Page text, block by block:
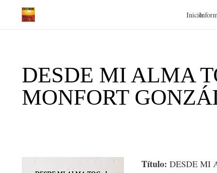
Inicio
DESDE MI ALMA
MONFORT
Título: DESDE MI